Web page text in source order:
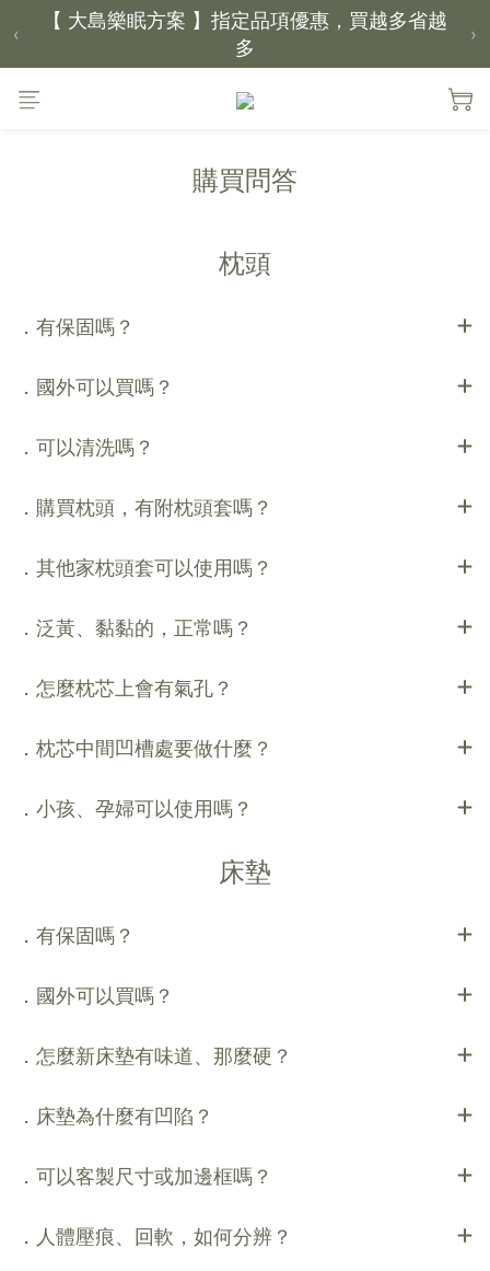
【 大島樂眠方案 】指定品項優惠，買越多省越
多
【新家入厝禮】新家起點，送上祝福
【 涼感家族 】天氣越熱，優惠越多
倒數 1天22小時00分鐘12秒
‹ ›
購買問答
枕頭
．有保固嗎？
．國外可以買嗎？
．可以清洗嗎？
．購買枕頭，有附枕頭套嗎？
．其他家枕頭套可以使用嗎？
．泛黃、黏黏的，正常嗎？
．怎麼枕芯上會有氣孔？
．枕芯中間凹槽處要做什麼？
．小孩、孕婦可以使用嗎？
床墊
．有保固嗎？
．國外可以買嗎？
．怎麼新床墊有味道、那麼硬？
．床墊為什麼有凹陷？
．可以客製尺寸或加邊框嗎？
．人體壓痕、回軟，如何分辨？